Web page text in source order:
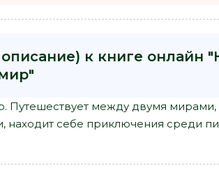
к книге онлайн
Путешествует между двумя
находит себе приключения среди